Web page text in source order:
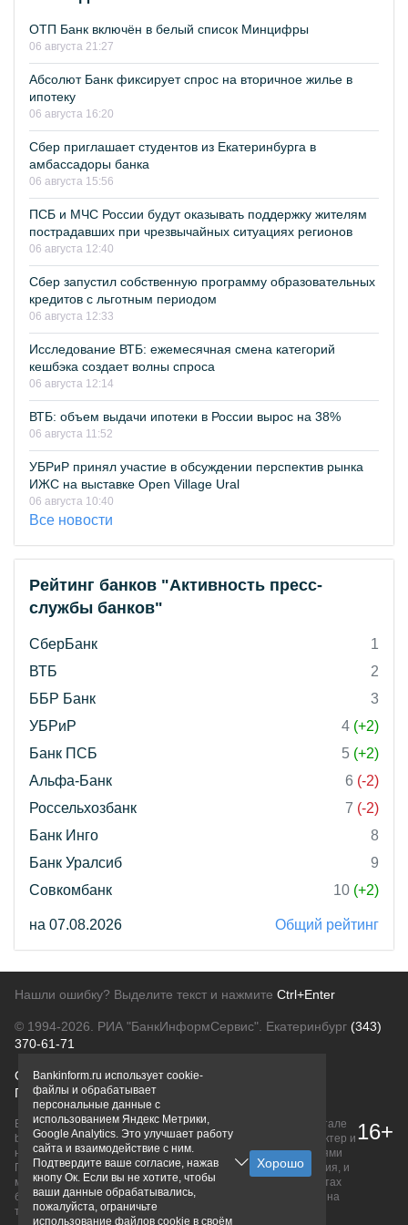
ОТП Банк включён в белый список Минцифры
06 августа 21:27
Абсолют Банк фиксирует спрос на вторичное жилье в
ипотеку
06 августа 16:20
Сбер приглашает студентов из Екатеринбурга в
амбассадоры банка
06 августа 15:56
ПСБ и МЧС России будут оказывать поддержку жителям
пострадавших при чрезвычайных ситуациях регионов
06 августа 12:40
Сбер запустил собственную программу образовательных
кредитов с льготным периодом
06 августа 12:33
Исследование ВТБ: ежемесячная смена категорий
кешбэка создает волны спроса
06 августа 12:14
ВТБ: объем выдачи ипотеки в России вырос на 38%
06 августа 11:52
УБРиР принял участие в обсуждении перспектив рынка
ИЖС на выставке Open Village Ural
06 августа 10:40
Все новости
Рейтинг банков "Активность пресс-
службы банков"
СберБанк
1
ВТБ
2
ББР Банк
3
УБРиР
4 (+2)
Банк ПСБ
5 (+2)
Альфа-Банк
6 (-2)
Россельхозбанк
7 (-2)
Банк Инго
8
Банк Уралсиб
9
Совкомбанк
10 (+2)
на 07.08.2026 Общий рейтинг
Нашли ошибку? Выделите текст и нажмите Ctrl+Enter
© 1994-2026. РИА "БанкИнформСервис". Екатеринбург (343)
370-61-71
О проектеПолитика конфиденциальности
Правовая информацияДля рекламодателей
Вся информация о продуктах банков, размещенная на портале
bankinform.ru, носит исключительно ознакомительный характер и
не является публичной офертой, определяемой положениями
ГК РФ. Информация не содержит точного и полного описания, и
может быть изменена. Конечные условия уточняйте на сайтах
банков или при личном обращении. Исключительное право на
товарные знаки принадлежит их правообладателям.
16+
Bankinform.ru использует cookie-
файлы и обрабатывает
персональные данные с
использованием Яндекс Метрики,
Google Analytics. Это улучшает работу
сайта и взаимодействие с ним.
Подтвердите ваше согласие, нажав
кнопу Ок. Если вы не хотите, чтобы
ваши данные обрабатывались,
пожалуйста, ограничьте
использование файлов cookie в своём